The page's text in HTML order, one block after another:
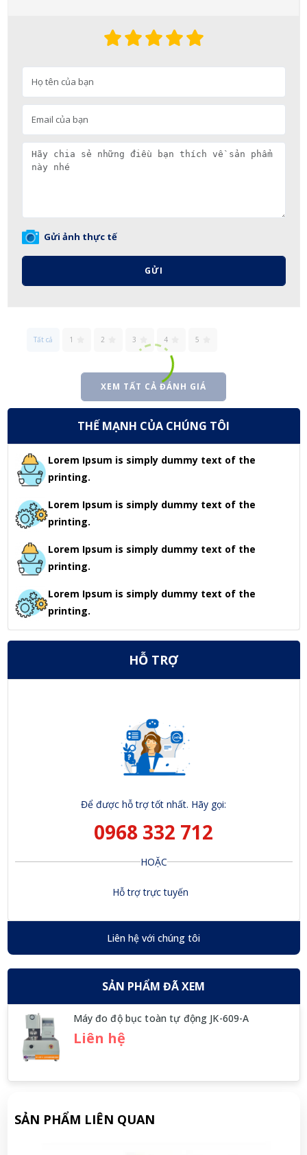
Gửi ảnh thực tế
GỬI
Tất cả 1 2 3 4 5
XEM TẤT CẢ ĐÁNH GIÁ
THẾ MẠNH CỦA CHÚNG TÔI
Lorem Ipsum is simply dummy text of the
printing.
Lorem Ipsum is simply dummy text of the
printing.
Lorem Ipsum is simply dummy text of the
printing.
Lorem Ipsum is simply dummy text of the
printing.
HỖ TRỢ
Để được hỗ trợ tốt nhất. Hãy gọi:
0968 332 712
HOẶC
Hỗ trợ trực tuyến
Liên hệ với chúng tôi
SẢN PHẨM ĐÃ XEM
Máy đo độ bục toàn tự động JK-609-A
Liên hệ
SẢN PHẨM LIÊN QUAN